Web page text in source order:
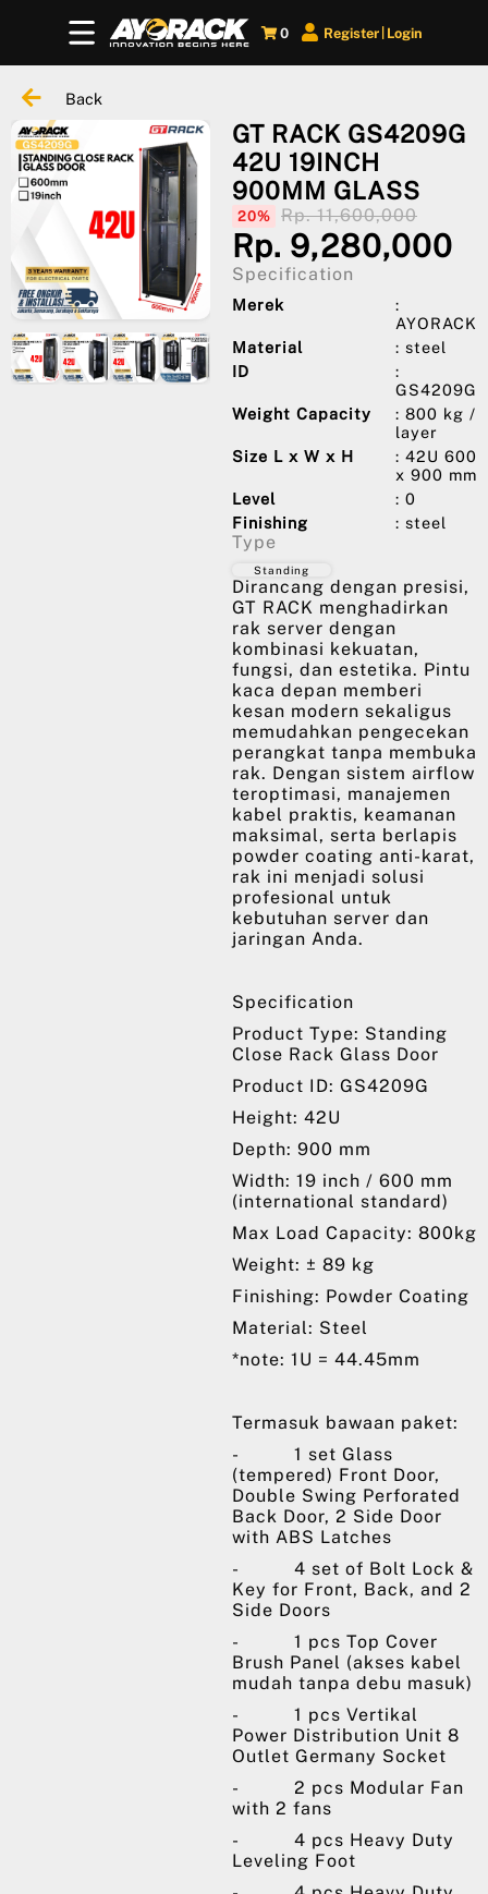
0 Register Login
Back
GT RACK GS4209G
42U 19INCH
900MM GLASS
20% Rp. 11,600,000
Rp. 9,280,000
Specification
Merek
:
AYORACK
Material
: steel
ID
:
GS4209G
Weight Capacity
: 800 kg /
layer
Size L x W x H
: 42U 600
x 900 mm
Level
: 0
Finishing
: steel
Type
Standing
Dirancang dengan presisi,
GT RACK menghadirkan
rak server dengan
kombinasi kekuatan,
fungsi, dan estetika. Pintu
kaca depan memberi
kesan modern sekaligus
memudahkan pengecekan
perangkat tanpa membuka
rak. Dengan sistem airflow
teroptimasi, manajemen
kabel praktis, keamanan
maksimal, serta berlapis
powder coating anti-karat,
rak ini menjadi solusi
profesional untuk
kebutuhan server dan
jaringan Anda.
Specification
Product Type: Standing
Close Rack Glass Door
Product ID: GS4209G
Height: 42U
Depth: 900 mm
Width: 19 inch / 600 mm
(international standard)
Max Load Capacity: 800kg
Weight: ± 89 kg
Finishing: Powder Coating
Material: Steel
*note: 1U = 44.45mm
Termasuk bawaan paket:
- 1 set Glass
(tempered) Front Door,
Double Swing Perforated
Back Door, 2 Side Door
with ABS Latches
- 4 set of Bolt Lock &
Key for Front, Back, and 2
Side Doors
- 1 pcs Top Cover
Brush Panel (akses kabel
mudah tanpa debu masuk)
- 1 pcs Vertikal
Power Distribution Unit 8
Outlet Germany Socket
- 2 pcs Modular Fan
with 2 fans
- 4 pcs Heavy Duty
Leveling Foot